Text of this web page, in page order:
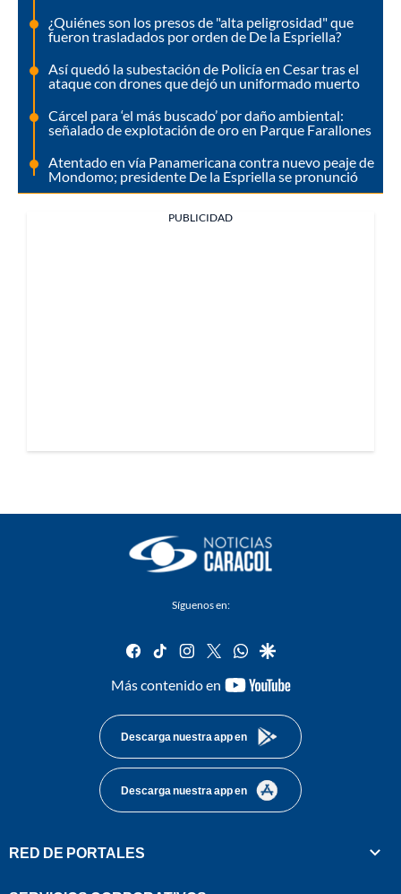
¿Quiénes son los presos de "alta peligrosidad" que
fueron trasladados por orden de De la Espriella?
Así quedó la subestación de Policía en Cesar tras el
ataque con drones que dejó un uniformado muerto
Cárcel para ‘el más buscado’ por daño ambiental:
señalado de explotación de oro en Parque Farallones
Atentado en vía Panamericana contra nuevo peaje de
Mondomo; presidente De la Espriella se pronunció
PUBLICIDAD
Síguenos en:
facebook
tiktok instagram
twitterwhatsapp
google
Más contenido en
youtube-
Descarga nuestra app en
Descarga nuestra app en
RED DE PORTALES